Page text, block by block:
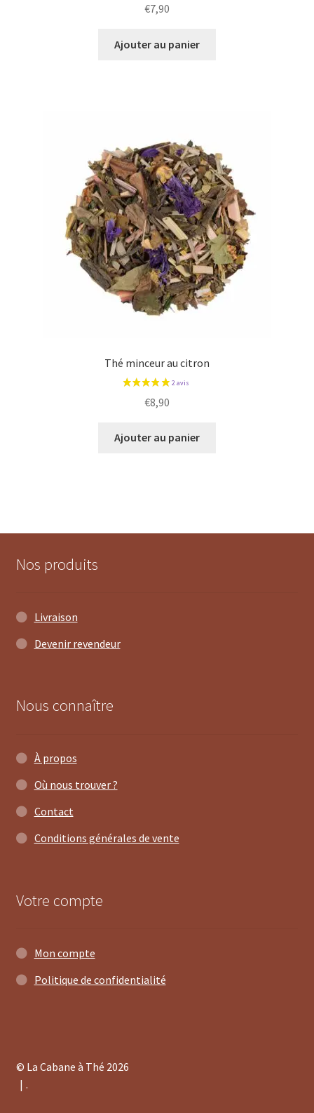
€7,90
Ajouter au panier
Thé minceur au citron
€8,90
Ajouter au panier
Nos produits
Livraison
Devenir revendeur
Nous connaître
À propos
Où nous trouver ?
Contact
Conditions générales de vente
Votre compte
Mon compte
Politique de confidentialité
© La Cabane à Thé 2026
.